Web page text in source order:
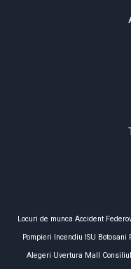
Locuri de munca Accident
Pompieri Incendiu ISU Botosani
Alegeri Uvertura Mall